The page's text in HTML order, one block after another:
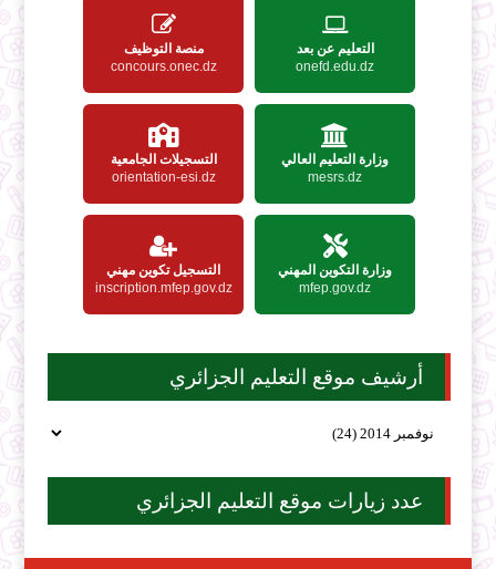
التعليم عن بعد
onefd.edu.dz
منصة التوظيف
concours.onec.dz
وزارة التعليم العالي
mesrs.dz
التسجيلات الجامعية
orientation-esi.dz
وزارة التكوين المهني
mfep.gov.dz
التسجيل تكوين مهني
inscription.mfep.gov.dz
أرشيف موقع التعليم الجزائري
عدد زيارات موقع التعليم الجزائري